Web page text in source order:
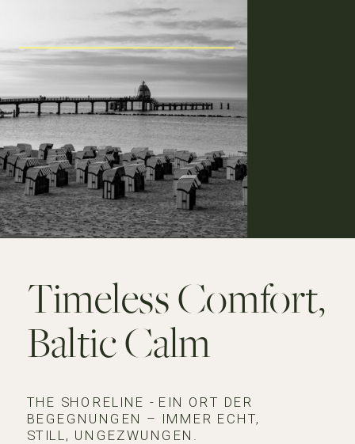
Timeless Comfort,
Baltic Calm
THE SHORELINE - EIN ORT DER
BEGEGNUNGEN – IMMER ECHT,
STILL, UNGEZWUNGEN.